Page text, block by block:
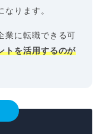
ります。
に転職できる可
トを活用するのが